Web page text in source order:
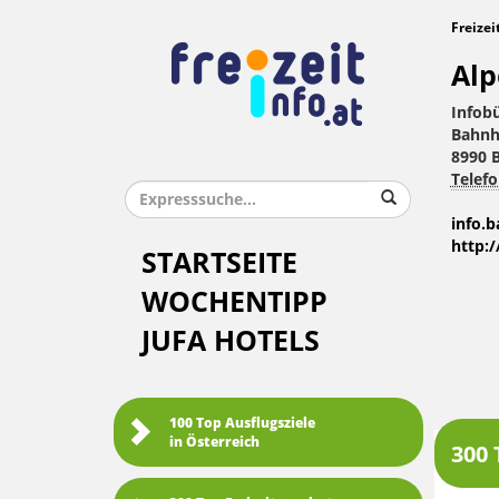
STARTSEITE
WOCHENTIPP
JUFA HOTELS
100 Top Ausflugsziele
in Österreich
8990
300